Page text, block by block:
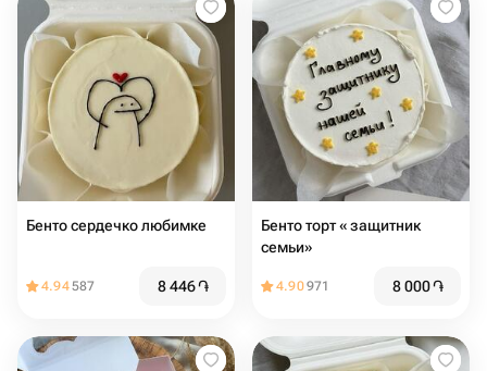
Бенто сердечко любимке
4.94587 8 446֏
Бенто торт « защитник
семьи»
4.90971 8 000֏